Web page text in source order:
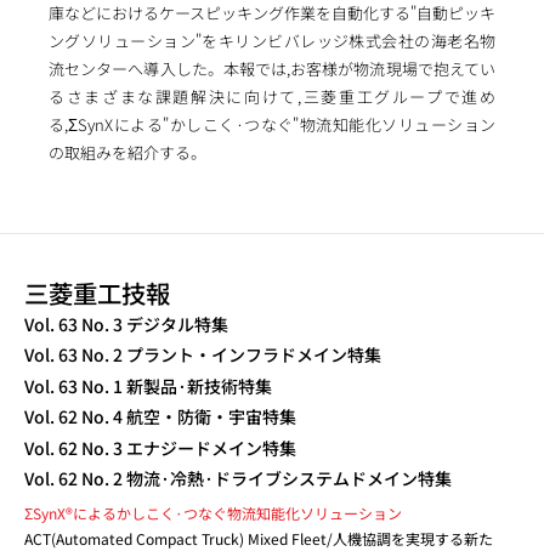
庫などにおけるケースピッキング作業を自動化する"自動ピッキ
ングソリューション"をキリンビバレッジ株式会社の海老名物
流センターへ導入した。本報では,お客様が物流現場で抱えてい
るさまざまな課題解決に向けて,三菱重工グループで進め
る,ΣSynXによる"かしこく·つなぐ"物流知能化ソリューション
の取組みを紹介する。
三菱重工技報
TECHNICAL REVIEW
Vol. 63 No. 3 デジタル特集
Vol. 63 No. 2 プラント・インフラドメイン特集
Vol. 63 No. 1 新製品·新技術特集
Vol. 62 No. 4 航空・防衛・宇宙特集
Vol. 62 No. 3 エナジードメイン特集
Vol. 62 No. 2 物流·冷熱·ドライブシステムドメイン特集
ΣSynX®によるかしこく·つなぐ物流知能化ソリューション
ACT(Automated Compact Truck) Mixed Fleet/人機協調を実現する新た